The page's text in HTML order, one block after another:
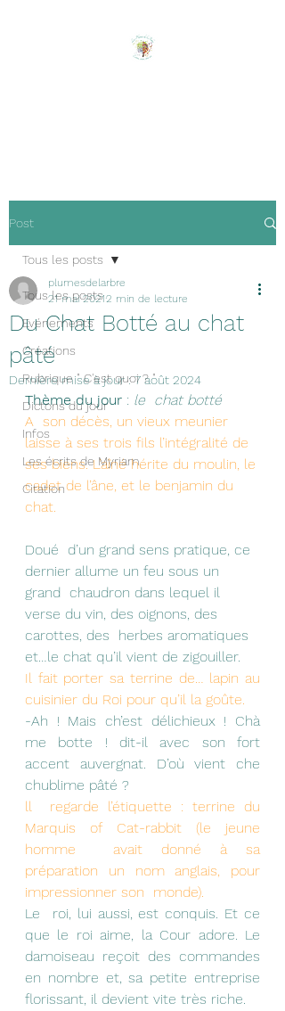
Post
Tous les posts
Evénements
Créations
Rubrique " C'est quoi ? "
Dictons du jour
Infos
Les écrits de Myriam
Citation
Tous les posts
Du Chat Botté au chat
pâté
plumesdelarbre
21 mai 20212 min de lecture
Dernière mise à jour :7 août 2024
Thème du jour : le  chat botté
A  son décès, un vieux meunier
laisse à ses trois fils l’intégralité de
ses biens. L’aîné hérite du moulin, le
cadet de l’âne, et le benjamin du
chat.
Doué  d’un grand sens pratique, ce
dernier allume un feu sous un
grand  chaudron dans lequel il
verse du vin, des oignons, des
carottes, des  herbes aromatiques
et…le chat qu’il vient de zigouiller.
Il fait porter sa terrine de… lapin au
cuisinier du Roi pour qu’il la goûte.
-Ah ! Mais ch’est délichieux ! Chà
me botte ! dit-il avec son fort
accent auvergnat. D’où vient che
chublime pâté ?
ll  regarde l’étiquette : terrine du
Marquis of Cat-rabbit (le jeune
homme  avait donné à sa
préparation un nom anglais, pour
impressionner son  monde).
Le  roi, lui aussi, est conquis. Et ce
que le roi aime, la Cour adore. Le
damoiseau reçoit des commandes
en nombre et, sa petite entreprise
florissant, il devient vite très riche.